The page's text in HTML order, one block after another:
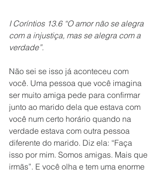
I Coríntios 13.6 “O amor não se alegra
com a injustiça, mas se alegra com a
verdade”.
Não sei se isso já aconteceu com
você. Uma pessoa que você imagina
ser muito amiga pede para confirmar
junto ao marido dela que estava com
você num certo horário quando na
verdade estava com outra pessoa
diferente do marido. Diz ela: “Faça
isso por mim. Somos amigas. Mais que
irmãs”. E você olha e tem uma enorme